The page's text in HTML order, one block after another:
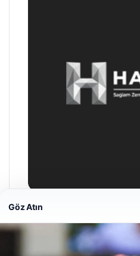
Nisan 29, 2026
Göz Atın